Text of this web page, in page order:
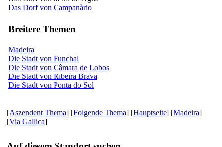
Das Dorf von Campanàrio
Breitere Themen
Madeira
Die Stadt von Funchal
Die Stadt von Câmara de Lobos
Die Stadt von Ribeira Brava
Die Stadt von Ponta do Sol
[Aszendent Thema] [Folgende Thema] [Hauptseite] [Madeira]
[Via Gallica]